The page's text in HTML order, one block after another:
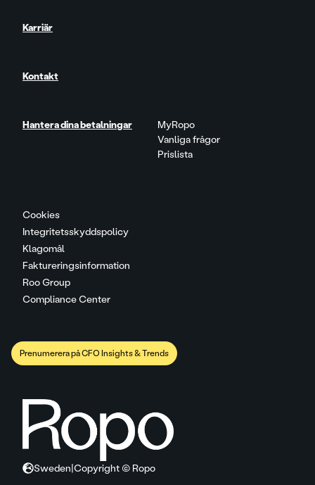
Cookies
Integritetsskyddspolicy
Klagomål
Faktureringsinformation
Roo Group
Compliance Center
Karriär
Kontakt
Hantera dina betalningar
MyRopo
Vanliga frågor
Prislista
Prenumerera på CFO Insights & Trends
Sweden Copyright © Ropo